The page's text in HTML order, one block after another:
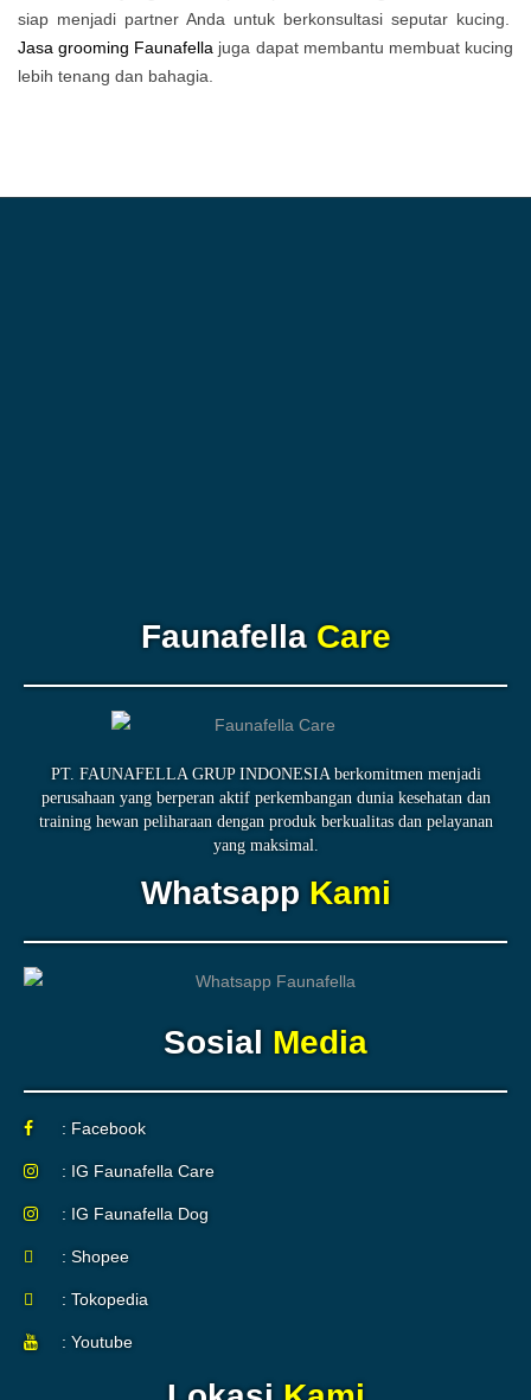
siap menjadi partner Anda untuk berkonsultasi seputar kucing.
Jasa grooming Faunafella juga dapat membantu membuat kucing
lebih tenang dan bahagia.
FaunafellaCare
PT. FAUNAFELLA GRUP INDONESIA berkomitmen menjadi
perusahaan yang berperan aktif perkembangan dunia kesehatan dan
training hewan peliharaan dengan produk berkualitas dan pelayanan
yang maksimal.
WhatsappKami
Sosial Media
: Facebook
: IG Faunafella Care
: IG Faunafella Dog
: Shopee
: Tokopedia
: Youtube